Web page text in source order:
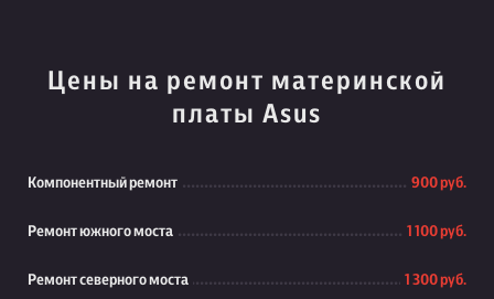
Цены на ремонт материнской
платы Asus
Компонентный ремонт 900 руб.
Ремонт южного моста 1 100 руб.
Ремонт северного моста 1 300 руб.